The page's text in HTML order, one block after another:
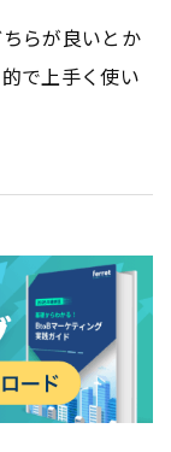
らが良いとか
で上手く使い